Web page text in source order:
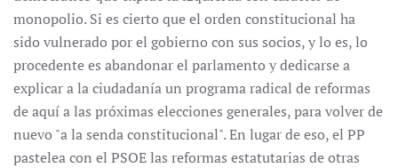
monopolio. Si es cierto que el orden constitucional ha
sido vulnerado por el gobierno con sus socios, y lo es, lo
procedente es abandonar el parlamento y dedicarse a
explicar a la ciudadanía un programa radical de reformas
de aquí a las próximas elecciones generales, para volver de
nuevo "a la senda constitucional". En lugar de eso, el PP
pastelea con el PSOE las reformas estatutarias de otras